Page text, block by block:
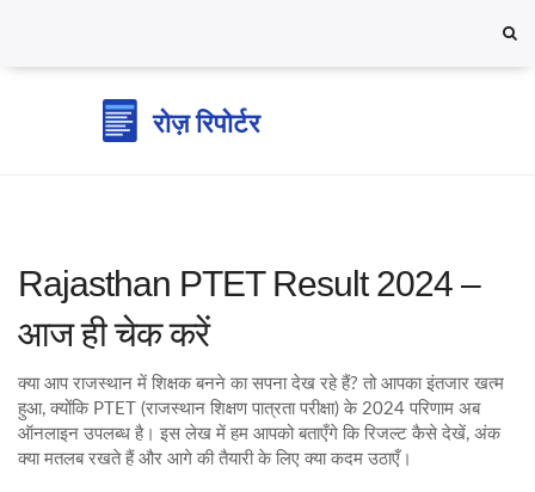
Rajasthan PTET Result 2024 –
आज ही चेक करें
क्या आप राजस्थान में शिक्षक बनने का सपना देख रहे हैं? तो आपका इंतजार खत्म
हुआ, क्योंकि PTET (राजस्थान शिक्षण पात्रता परीक्षा) के 2024 परिणाम अब
ऑनलाइन उपलब्ध है। इस लेख में हम आपको बताएँगे कि रिजल्ट कैसे देखें, अंक
क्या मतलब रखते हैं और आगे की तैयारी के लिए क्या कदम उठाएँ।